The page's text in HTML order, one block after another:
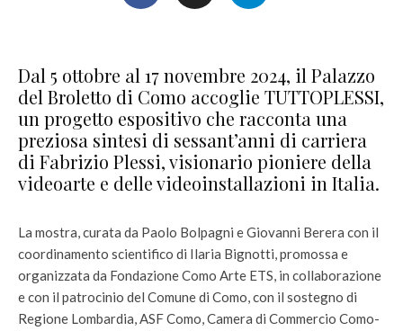
Dal 5 ottobre al 17 novembre 2024, il Palazzo
del Broletto di Como accoglie TUTTOPLESSI,
un progetto espositivo che racconta una
preziosa sintesi di sessant’anni di carriera
di Fabrizio Plessi, visionario pioniere della
videoarte e delle videoinstallazioni in Italia.
La mostra, curata da Paolo Bolpagni e Giovanni Berera con il
coordinamento scientifico di Ilaria Bignotti, promossa e
organizzata da Fondazione Como Arte ETS, in collaborazione
e con il patrocinio del Comune di Como, con il sostegno di
Regione Lombardia, ASF Como, Camera di Commercio Como-